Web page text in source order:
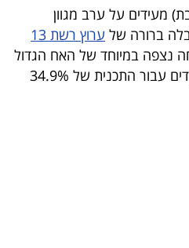
מעידים על ערב מגוון
ברורה של ערוץ רשת 13
נצפה במיוחד של האח הגדול
שהגיע לפיק כמעט חסר תקדים עבור התכנית של 34.9%